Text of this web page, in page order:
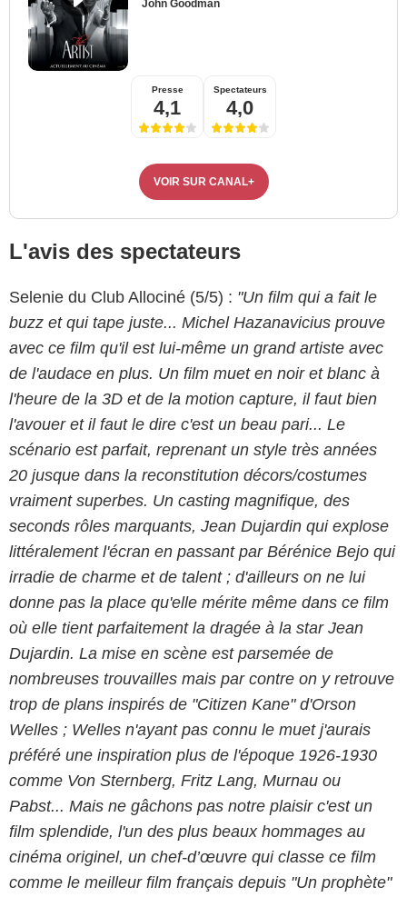
John Goodman
Presse
4,1
Spectateurs
4,0
VOIR SUR CANAL+
L'avis des spectateurs
Selenie du Club Allociné (5/5) : "Un film qui a fait le
buzz et qui tape juste... Michel Hazanavicius prouve
avec ce film qu'il est lui-même un grand artiste avec
de l'audace en plus. Un film muet en noir et blanc à
l'heure de la 3D et de la motion capture, il faut bien
l'avouer et il faut le dire c'est un beau pari... Le
scénario est parfait, reprenant un style très années
20 jusque dans la reconstitution décors/costumes
vraiment superbes. Un casting magnifique, des
seconds rôles marquants, Jean Dujardin qui explose
littéralement l'écran en passant par Bérénice Bejo qui
irradie de charme et de talent ; d'ailleurs on ne lui
donne pas la place qu'elle mérite même dans ce film
où elle tient parfaitement la dragée à la star Jean
Dujardin. La mise en scène est parsemée de
nombreuses trouvailles mais par contre on y retrouve
trop de plans inspirés de "Citizen Kane" d'Orson
Welles ; Welles n'ayant pas connu le muet j'aurais
préféré une inspiration plus de l'époque 1926-1930
comme Von Sternberg, Fritz Lang, Murnau ou
Pabst... Mais ne gâchons pas notre plaisir c'est un
film splendide, l'un des plus beaux hommages au
cinéma originel, un chef-d’œuvre qui classe ce film
comme le meilleur film français depuis "Un prophète"